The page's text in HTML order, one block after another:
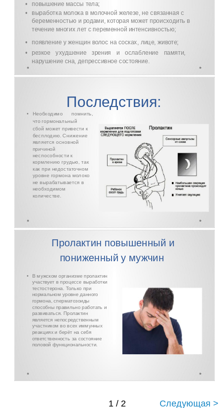
• повышение массы тела;
•
выработка молока в молочной железе, не связанная с
беременностью и родами, которая может происходить в
течение многих лет с переменной интенсивностью;
• появление у женщин волос на сосках, лице, животе;
•
резкое ухудшение зрения и ослабление памяти,
нарушение сна, депрессивное состояние.
Последствия:
•
Необходимо помнить,
что гормональный
сбой может привести к
бесплодию. Снижение
является основной
причиной
неспособности к
кормлению грудью, так
как при недостаточном
уровне гормона молоко
не вырабатывается в
необходимом
количестве.
Пролактин повышенный и
пониженный у мужчин
• В мужском организме пролактин
участвует в процессе выработки
тестостерона. Только при
нормальном уровне данного
гормона, сперматозоиды
способны правильно работать и
развиваться. Пролактин
является непосредственным
участником во всех иммунных
реакциях и берёт на себя
ответственность за состояние
половой функциональности.
1 / 2 Следующая >